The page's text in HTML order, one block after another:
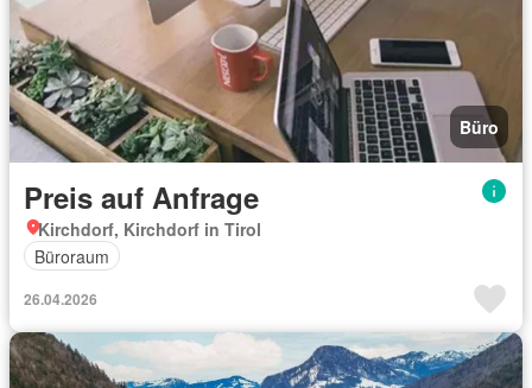
Büro
Preis auf Anfrage
Kirchdorf, Kirchdorf in Tirol
Büroraum
26.04.2026